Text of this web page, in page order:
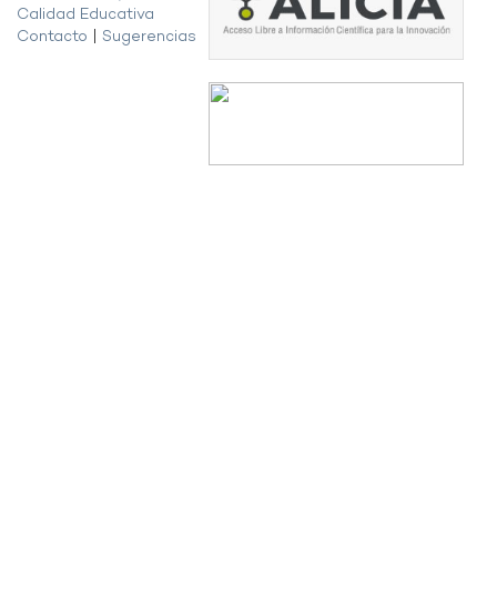
Calidad Educativa
Contacto
Sugerencias